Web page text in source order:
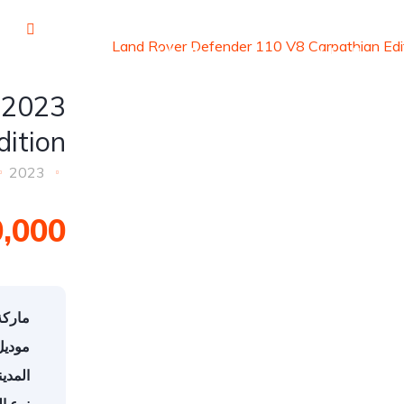
السيارات
السيارات
2023